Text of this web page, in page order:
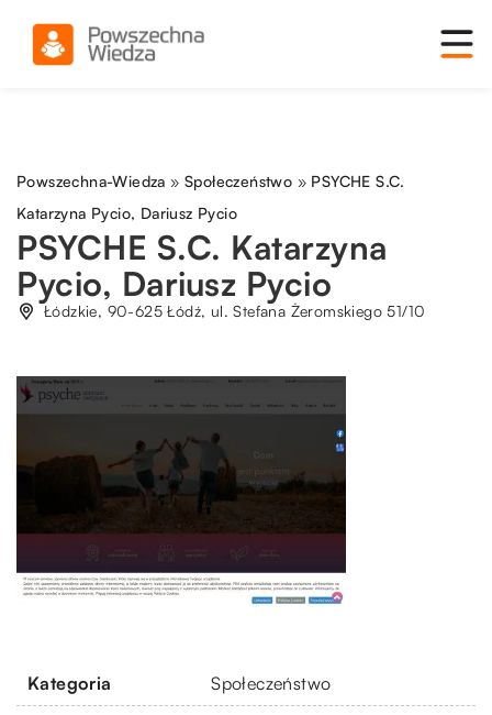
Powszechna-Wiedza »Społeczeństwo » PSYCHE S.C.
Katarzyna Pycio, Dariusz Pycio
PSYCHE S.C. Katarzyna
Pycio, Dariusz Pycio
Łódzkie, 90-625 Łódź, ul. Stefana Żeromskiego 51/10
Kategoria Społeczeństwo